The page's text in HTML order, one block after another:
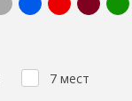
7 мест